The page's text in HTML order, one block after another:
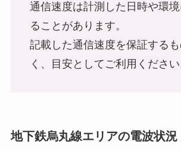
通信速度は計測した日時や環
ることがあります。
記載した通信速度を保証する
く、目安としてご利用ください
地下鉄烏丸線エリアの電波状況